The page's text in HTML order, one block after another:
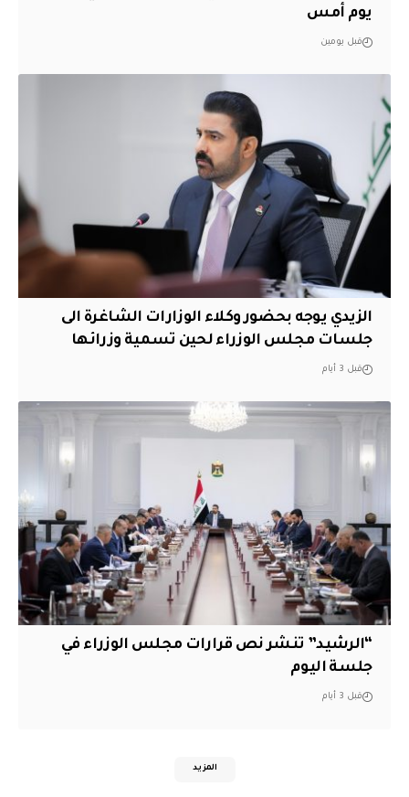
يوم أمس
قبل يومين
الزيدي يوجه بحضور وكلاء الوزارات الشاغرة الى
جلسات مجلس الوزراء لحين تسمية وزرائها
قبل 3 أيام
“الرشيد” تنشر نص قرارات مجلس الوزراء في
جلسة اليوم
قبل 3 أيام
المزيد